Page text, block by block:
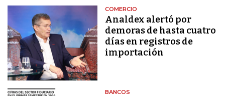
COMERCIO
Analdex alertó por
demoras de hasta cuatro
días en registros de
importación
BANCOS